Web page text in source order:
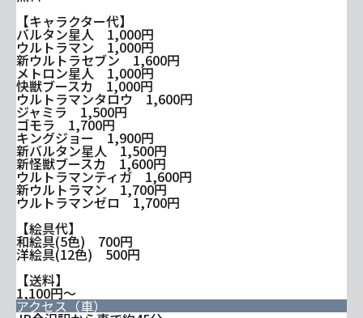
【キャラクター代】
バルタン星人 1,000円
ウルトラマン 1,000円
新ウルトラセブン 1,600円
メトロン星人 1,000円
快獣ブースカ 1,000円
ウルトラマンタロウ 1,600円
ジャミラ 1,500円
ゴモラ 1,700円
キングジョー 1,900円
新バルタン星人 1,500円
新怪獣ブースカ 1,600円
ウルトラマンティガ 1,600円
新ウルトラマン 1,700円
ウルトラマンゼロ 1,700円
【絵具代】
和絵具(5色) 700円
洋絵具(12色) 500円
【送料】
1,100円～
アクセス（車）